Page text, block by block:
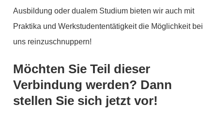
Ausbildung oder dualem Studium bieten wir auch mit
Praktika und Werkstudententätigkeit die Möglichkeit bei
uns reinzuschnuppern!
Möchten Sie Teil dieser
Verbindung werden? Dann
stellen Sie sich jetzt vor!